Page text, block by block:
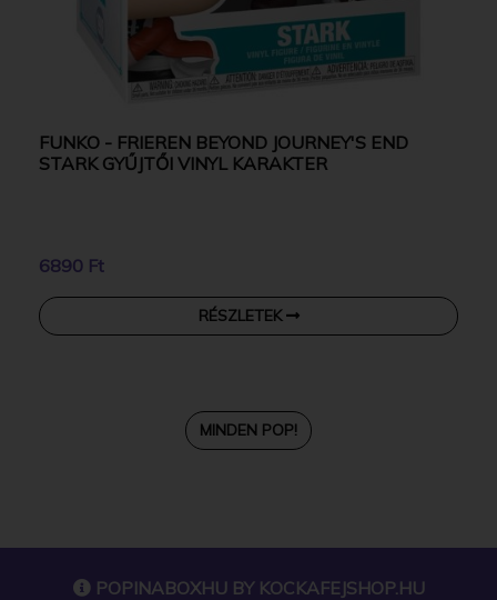
FUNKO - FRIEREN BEYOND JOURNEY'S END
STARK GYŰJTŐI VINYL KARAKTER
6890 Ft
RÉSZLETEK
MINDEN POP!
POPINABOXHU BY KOCKAFEJSHOP.HU